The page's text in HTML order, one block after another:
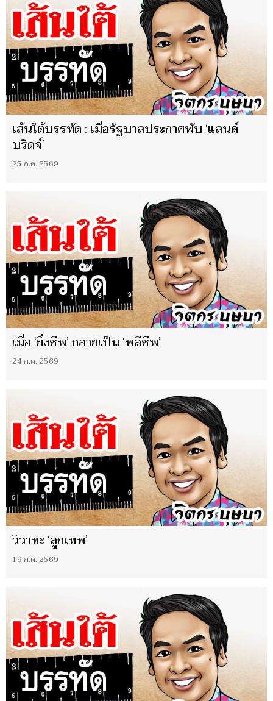
เส้นใต้บรรทัด : เมื่อรัฐบาลประกาศพับ ‘แลนด์
บริดจ์’
25 ก.ค. 2569
เมื่อ ‘ยิ่งชีพ’ กลายเป็น ‘พลีชีพ’
24 ก.ค. 2569
วิวาทะ ‘ลูกเทพ’
19 ก.ค. 2569